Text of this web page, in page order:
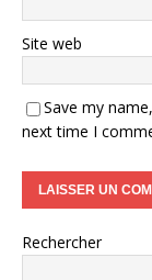
Site web
Save my
next time I
Rechercher